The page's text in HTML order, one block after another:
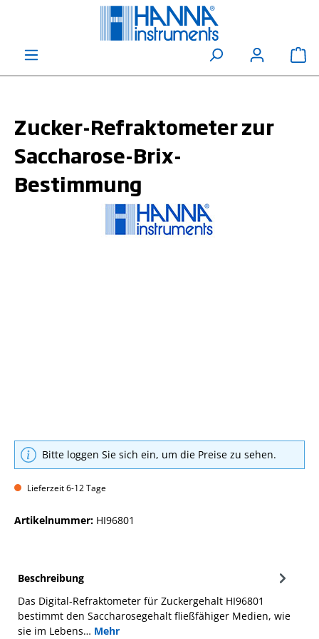
Zucker-Refraktometer zur
Saccharose-Brix-
Bestimmung
Bitte loggen Sie sich ein, um die Preise zu sehen.
Lieferzeit 6-12 Tage
Artikelnummer: HI96801
Beschreibung
Das Digital-Refraktometer für Zuckergehalt HI96801
bestimmt den Saccharosegehalt fließfähiger Medien, wie
sie im Lebens… Mehr